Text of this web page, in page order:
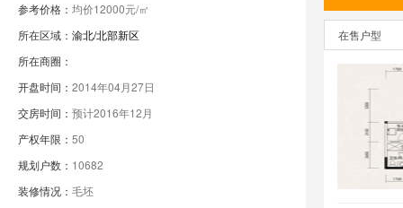
参考价格： 均价12000元/㎡
所在区域： 渝北/北部新区
所在商圈：
开盘时间： 2014年04月27日
交房时间： 预计2016年12月
产权年限： 50
规划户数： 10682
装修情况： 毛坯
在售户型